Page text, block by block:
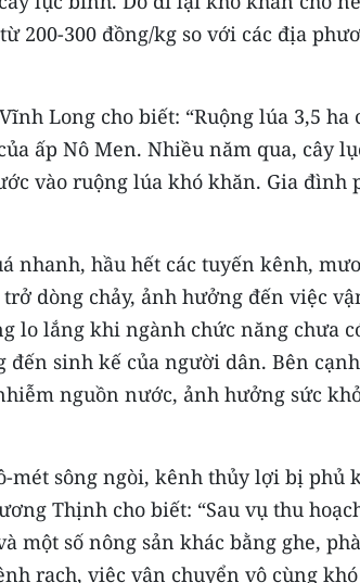
200-300 đồng/kg so với các địa
Long cho biết: “Ruộng lúa 3,5 ha
ấp Nô Men. Nhiều năm qua, cây
vào ruộng lúa khó khăn. Gia đình
nhanh, hầu hết các tuyến kênh,
dòng chảy, ảnh hưởng đến việc
lo lắng khi ngành chức năng chưa
sinh kế của người dân. Bên
nguồn nước, ảnh hưởng sức
mét sông ngòi, kênh thủy lợi bị phủ
Thịnh cho biết: “Sau vụ thu
một số nông sản khác bằng ghe,
rạch, việc vận chuyển vô cùng khó